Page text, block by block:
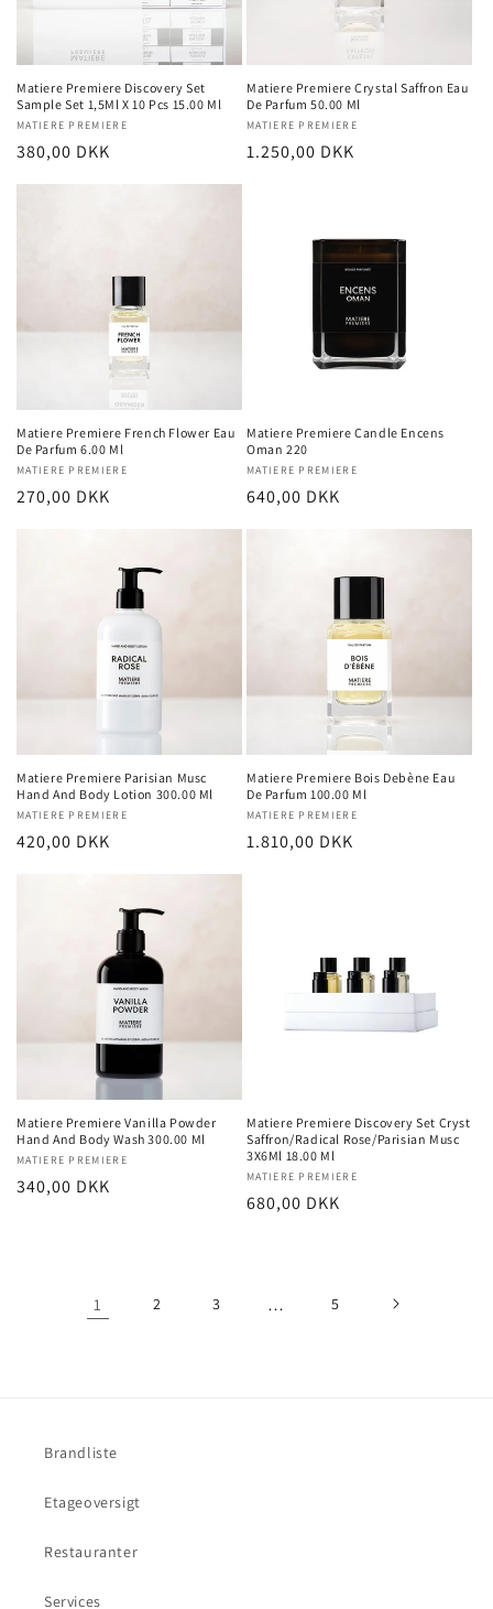
Matiere Premiere Discovery Set
Sample Set 1,5Ml X 10 Pcs 15.00 Ml
Forhandler:
MATIERE PREMIERE
Normalpris
380,00 DKK
Matiere Premiere Crystal Saffron Eau
De Parfum 50.00 Ml
Forhandler:
MATIERE PREMIERE
Normalpris
1.250,00 DKK
Matiere Premiere French Flower Eau
De Parfum 6.00 Ml
Forhandler:
MATIERE PREMIERE
Normalpris
270,00 DKK
Matiere Premiere Candle Encens
Oman 220
Forhandler:
MATIERE PREMIERE
Normalpris
640,00 DKK
Matiere Premiere Parisian Musc
Hand And Body Lotion 300.00 Ml
Forhandler:
MATIERE PREMIERE
Normalpris
420,00 DKK
Matiere Premiere Bois Debène Eau
De Parfum 100.00 Ml
Forhandler:
MATIERE PREMIERE
Normalpris
1.810,00 DKK
Matiere Premiere Vanilla Powder
Hand And Body Wash 300.00 Ml
Forhandler:
MATIERE PREMIERE
Normalpris
340,00 DKK
Matiere Premiere Discovery Set Cryst
Saffron/Radical Rose/Parisian Musc
3X6Ml 18.00 Ml
Forhandler:
MATIERE PREMIERE
Normalpris
680,00 DKK
1 2 3 … 5
Brandliste
Etageoversigt
Restauranter
Services